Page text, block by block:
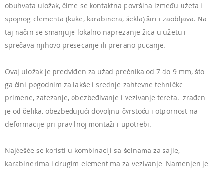
obuhvata uložak, čime se kontaktna površina između užeta i
spojnog elementa (kuke, karabinera, šekla) širi i zaobljava. Na
taj način se smanjuje lokalno naprezanje žica u užetu i
sprečava njihovo presecanje ili prerano pucanje.
Ovaj uložak je predviđen za užad prečnika od 7 do 9 mm, što
ga čini pogodnim za lakše i srednje zahtevne tehničke
primene, zatezanje, obezbeđivanje i vezivanje tereta. Izrađen
je od čelika, obezbeđujući dovoljnu čvrstoću i otpornost na
deformacije pri pravilnoj montaži i upotrebi.
Najčešće se koristi u kombinaciji sa šelnama za sajle,
karabinerima i drugim elementima za vezivanje. Namenjen je